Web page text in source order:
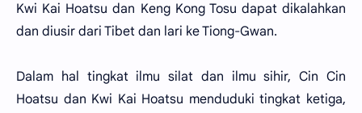
Kwi Kai Hoatsu dan Keng Kong Tosu dapat dikalahkan
dan diusir dari Tibet dan lari ke Tiong-Gwan.
Dalam hal tingkat ilmu silat dan ilmu sihir, Cin Cin
Hoatsu dan Kwi Kai Hoatsu menduduki tingkat ketiga,